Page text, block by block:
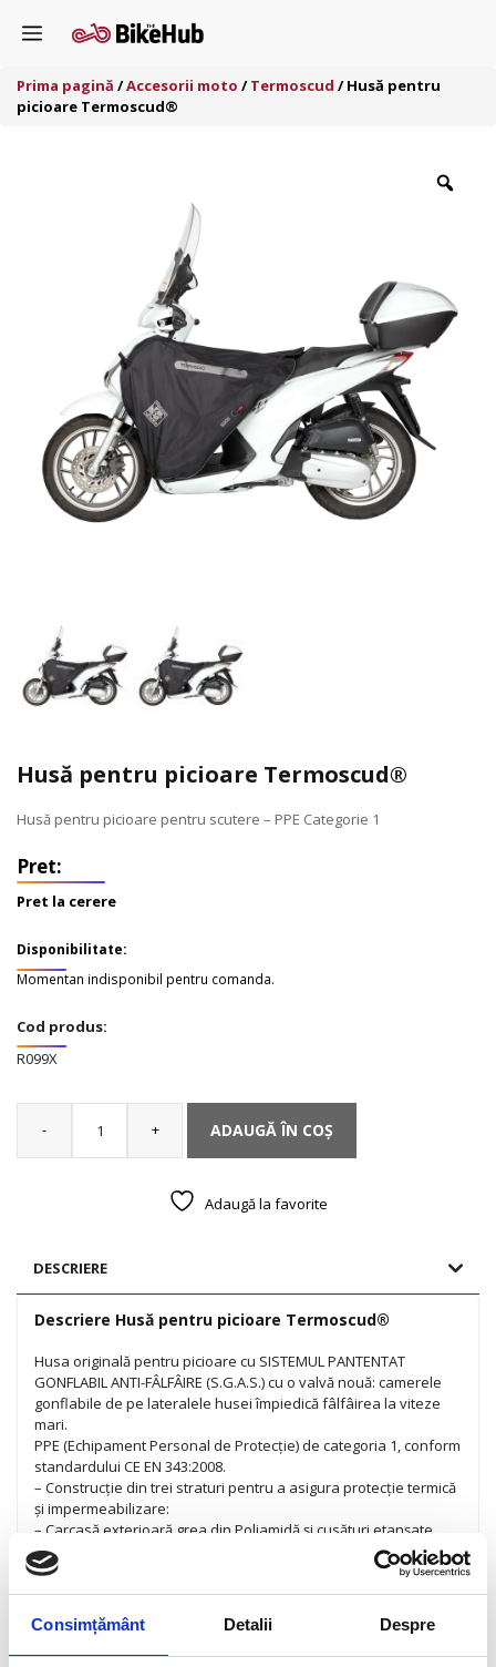
Consimțământ Detalii Despre
Menu
Prima pagină /Accesorii moto /Termoscud / Husă pentru
picioare Termoscud®
Husă pentru picioare Termoscud®
Husă pentru picioare pentru scutere – PPE Categorie 1
Pret la cerere
Disponibilitate:
Momentan indisponibil pentru comanda.
Cod produs:
R099X
-
Cantitate
Husă
picioare
+ ADAUGĂ ÎN COȘ
Adaugă la favorite
DESCRIERE
Descriere Husă pentru picioare Termoscud®
Husa originală pentru picioare cu SISTEMUL PANTENTAT
GONFLABIL ANTI-FÂLFÂIRE (S.G.A.S.) cu o valvă nouă: camerele
gonflabile de pe lateralele husei împiedică fâlfâirea la viteze
mari.
PPE (Echipament Personal de Protecție) de categoria 1, conform
standardului CE EN 343:2008.
– Construcție din trei straturi pentru a asigura protecție termică
și impermeabilizare:
– Carcasă exterioară grea din Poliamidă și cusături etanșate
– Membrană interioară complet impermeabilă
– Interior din imitație de blană
– S.G.A.S. (sistem gonflabil anti-fâlfâire) cu o nouă supapă cu
capac încorporat și închidere etanșă
– adaptor S.G.A.S. inclus pentru umflare manuală/cu pompa:
face umflarea igienică și împiedică pierderile de aer când